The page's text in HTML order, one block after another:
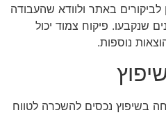
באתר ולוודא שהעבודה
שנקבעו. פיקוח צמוד יכול
נוספות.
בשיפוץ נכסים להשכרה לטווח